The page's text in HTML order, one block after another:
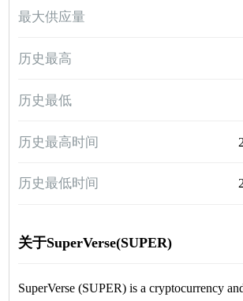
最大供应量
历史最高
历史最低
历史最高时间
历史最低时间
关于SuperVerse(SUPER)
SuperVerse (SUPER) is a cryptocurrency